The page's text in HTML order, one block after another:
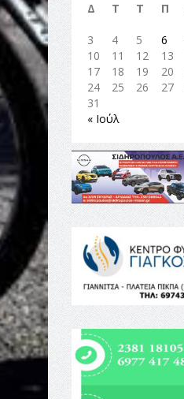
Δ
Τ Τ Π
3
4 5 6
10
11 12 13
17
18 19 20
24
25 26 27
31
« Ιούλ